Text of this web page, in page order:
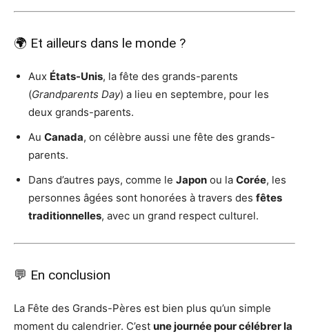
🌍 Et ailleurs dans le monde ?
Aux États-Unis, la fête des grands-parents
(Grandparents Day) a lieu en septembre, pour les
deux grands-parents.
Au Canada, on célèbre aussi une fête des grands-
parents.
Dans d’autres pays, comme le Japon ou la Corée, les
personnes âgées sont honorées à travers des fêtes
traditionnelles, avec un grand respect culturel.
💬 En conclusion
La Fête des Grands-Pères est bien plus qu’un simple
moment du calendrier. C’est une journée pour célébrer la